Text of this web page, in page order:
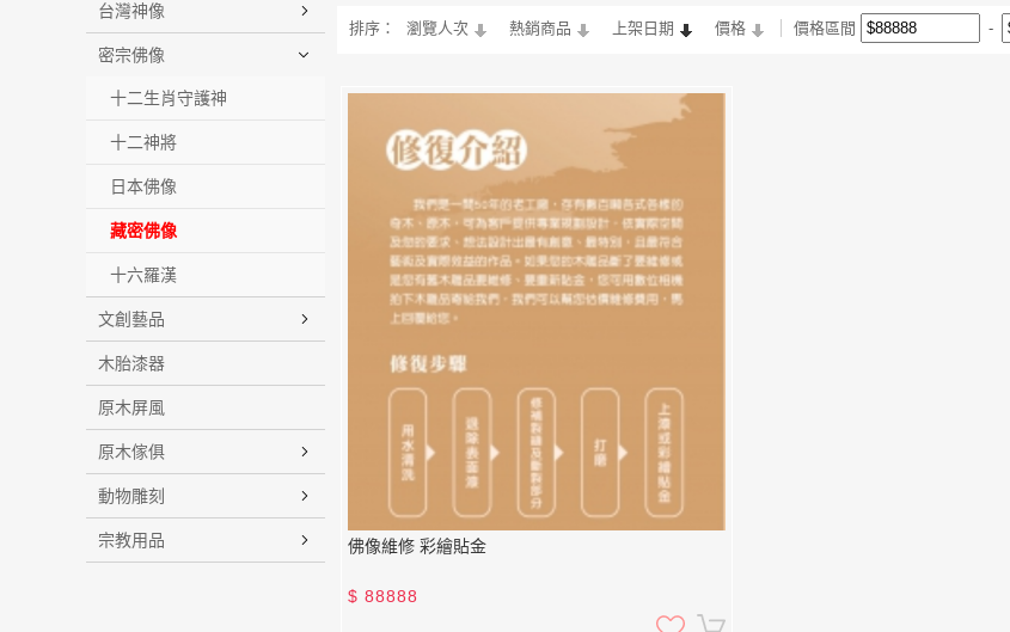
台灣神像
密宗佛像
十二生肖守護神
十二神將
日本佛像
藏密佛像
十六羅漢
文創藝品
木胎漆器
原木屏風
原木傢俱
動物雕刻
宗教用品
排序： 瀏覽人次 熱銷商品 上架日期 價格 價格區間
佛像維修 彩繪貼金
$ 88888